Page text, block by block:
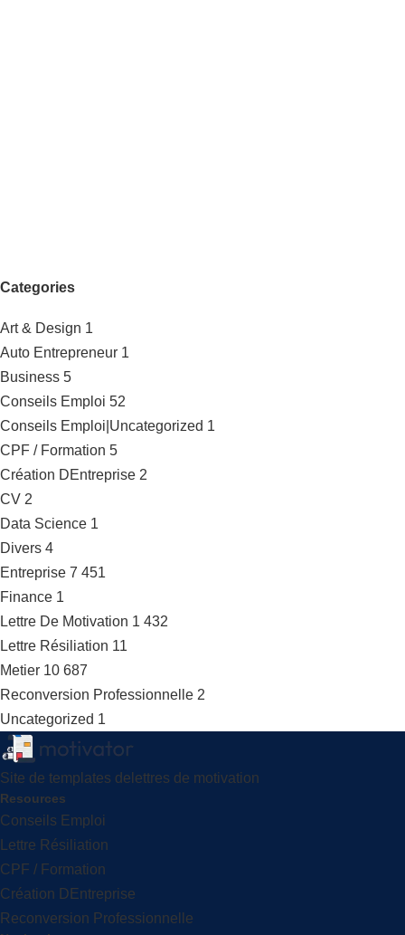
Categories
Art & Design 1
Auto Entrepreneur 1
Business 5
Conseils Emploi 52
Conseils Emploi|Uncategorized 1
CPF / Formation 5
Création DEntreprise 2
CV 2
Data Science 1
Divers 4
Entreprise 7 451
Finance 1
Lettre De Motivation 1 432
Lettre Résiliation 11
Metier 10 687
Reconversion Professionnelle 2
Uncategorized 1
Site de templates delettres de motivation
Resources
Conseils Emploi
Lettre Résiliation
CPF / Formation
Création DEntreprise
Reconversion Professionnelle